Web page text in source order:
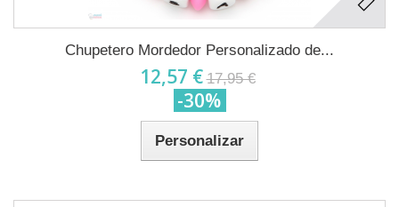
Chupetero Mordedor Personalizado de...
12,57 € 17,95 €
-30%
Personalizar